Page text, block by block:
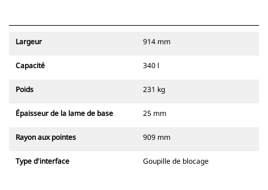
Largeur 914 mm
Capacité 340 l
Poids 231 kg
Épaisseur de la lame de base 25 mm
Rayon aux pointes 909 mm
Type d'interface Goupille de blocage